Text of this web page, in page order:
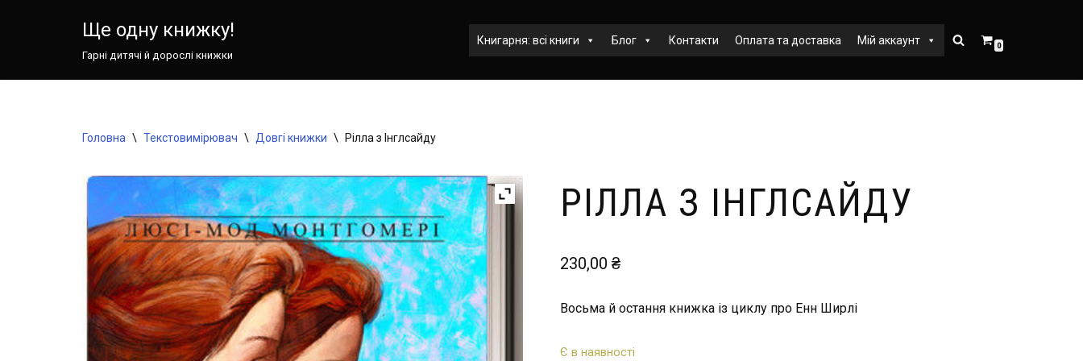
вмісту
Ще одну книжку!
Гарні дитячі й дорослі книжки
Книгарня: всі книги Блог Контакти Оплата та доставка Мій аккаунт 0
Головна \ Текстовимірювач \ Довгі книжки \ Рілла з Інглсайду
РІЛЛА З ІНГЛСАЙДУ
230,00 ₴
Восьма й остання книжка із циклу про Енн Ширлі
Є в наявності